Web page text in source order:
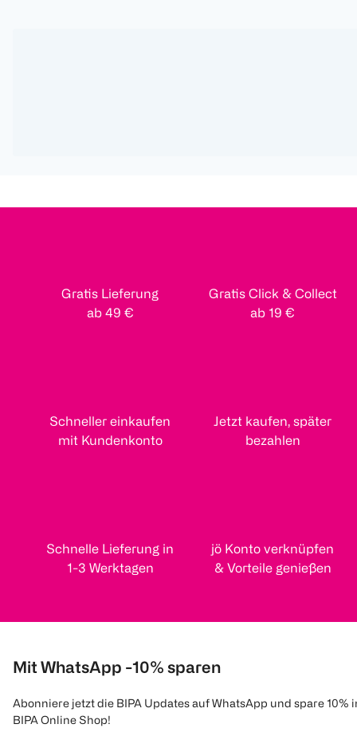
Gratis Lieferung
ab 49 €
Gratis Click & Collect
ab 19 €
Schneller einkaufen
mit Kundenkonto
Jetzt kaufen, später
bezahlen
Schnelle Lieferung in
1-3 Werktagen
jö Konto verknüpfen
& Vorteile genießen
Mit WhatsApp -10% sparen
Abonniere jetzt die BIPA Updates auf WhatsApp und spare 10%
BIPA Online Shop!